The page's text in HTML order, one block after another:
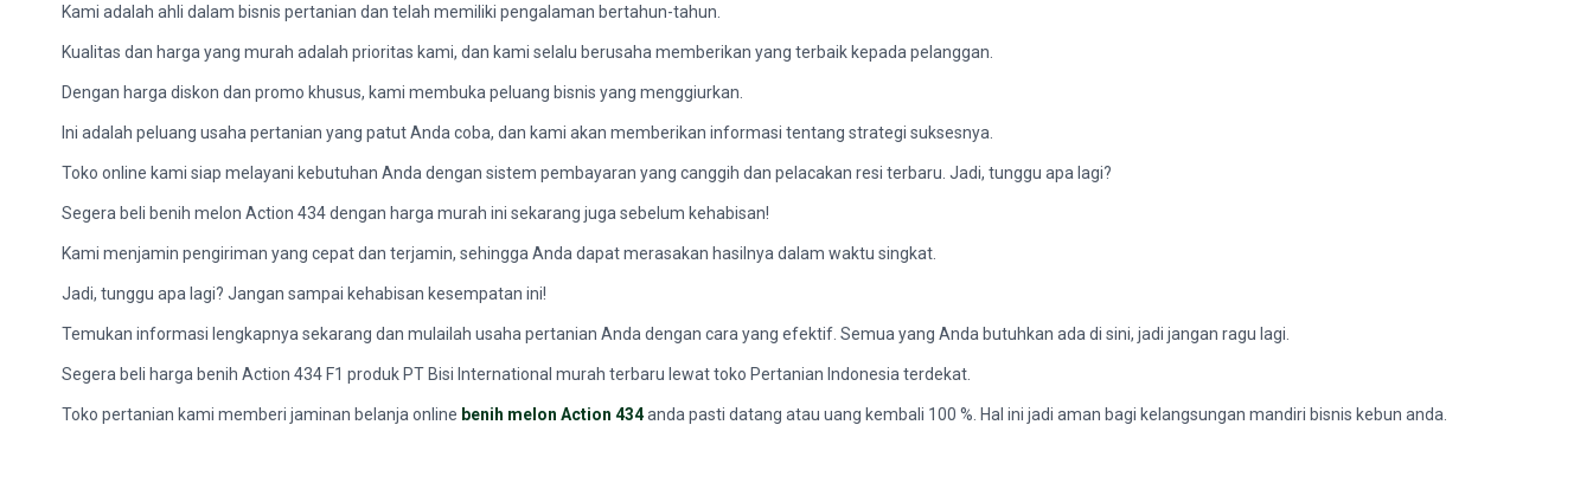
Kami adalah ahli dalam bisnis pertanian dan telah memiliki pengalaman bertahun-tahun.
Kualitas dan harga yang murah adalah prioritas kami, dan kami selalu berusaha memberikan yang terbaik kepada pelanggan.
Dengan harga diskon dan promo khusus, kami membuka peluang bisnis yang menggiurkan.
Ini adalah peluang usaha pertanian yang patut Anda coba, dan kami akan memberikan informasi tentang strategi suksesnya.
Toko online kami siap melayani kebutuhan Anda dengan sistem pembayaran yang canggih dan pelacakan resi terbaru. Jadi, tunggu apa lagi?
Segera beli benih melon Action 434 dengan harga murah ini sekarang juga sebelum kehabisan!
Kami menjamin pengiriman yang cepat dan terjamin, sehingga Anda dapat merasakan hasilnya dalam waktu singkat.
Jadi, tunggu apa lagi? Jangan sampai kehabisan kesempatan ini!
Temukan informasi lengkapnya sekarang dan mulailah usaha pertanian Anda dengan cara yang efektif. Semua yang Anda butuhkan ada di sini, jadi jangan ragu lagi.
Segera beli harga benih Action 434 F1 produk PT Bisi International murah terbaru lewat toko Pertanian Indonesia terdekat.
Toko pertanian kami memberi jaminan belanja online benih melon Action 434anda pasti datang atau uang kembali 100 %. Hal ini jadi aman bagi kelangsungan mandiri bisnis kebun anda.